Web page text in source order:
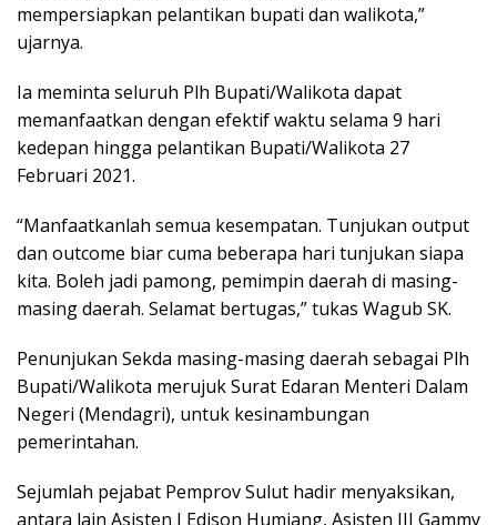
mempersiapkan pelantikan bupati dan walikota,”
ujarnya.
Ia meminta seluruh Plh Bupati/Walikota dapat
memanfaatkan dengan efektif waktu selama 9 hari
kedepan hingga pelantikan Bupati/Walikota 27
Februari 2021.
“Manfaatkanlah semua kesempatan. Tunjukan output
dan outcome biar cuma beberapa hari tunjukan siapa
kita. Boleh jadi pamong, pemimpin daerah di masing-
masing daerah. Selamat bertugas,” tukas Wagub SK.
Penunjukan Sekda masing-masing daerah sebagai Plh
Bupati/Walikota merujuk Surat Edaran Menteri Dalam
Negeri (Mendagri), untuk kesinambungan
pemerintahan.
Sejumlah pejabat Pemprov Sulut hadir menyaksikan,
antara lain Asisten I Edison Humiang, Asisten III Gammy